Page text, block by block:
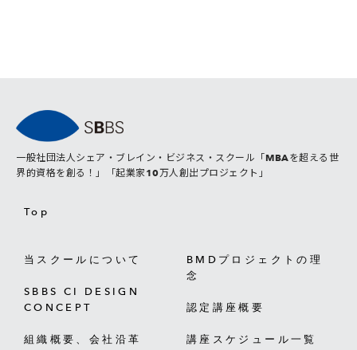
一般社団法人シェア・ブレイン・ビジネス・スクール「MBAを超える世
界的資格を創る！」「起業家10万人創出プロジェクト」
Top
当スクールについて
SBBS CI DESIGN
CONCEPT
組織概要、会社沿革
BMDプロジェクトの理
念
認定講座概要
講座スケジュール一覧